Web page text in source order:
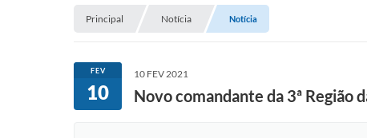
Principal Notícia Notícia
FEV
10
10 FEV 2021
Novo comandante da 3ª Região